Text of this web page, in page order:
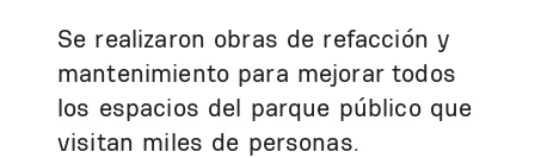
Se realizaron obras de refacción y
mantenimiento para mejorar todos
los espacios del parque público que
visitan miles de personas.